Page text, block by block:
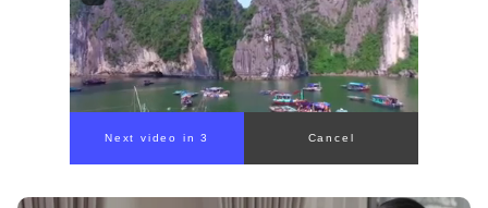
Next video in 1 Cancel